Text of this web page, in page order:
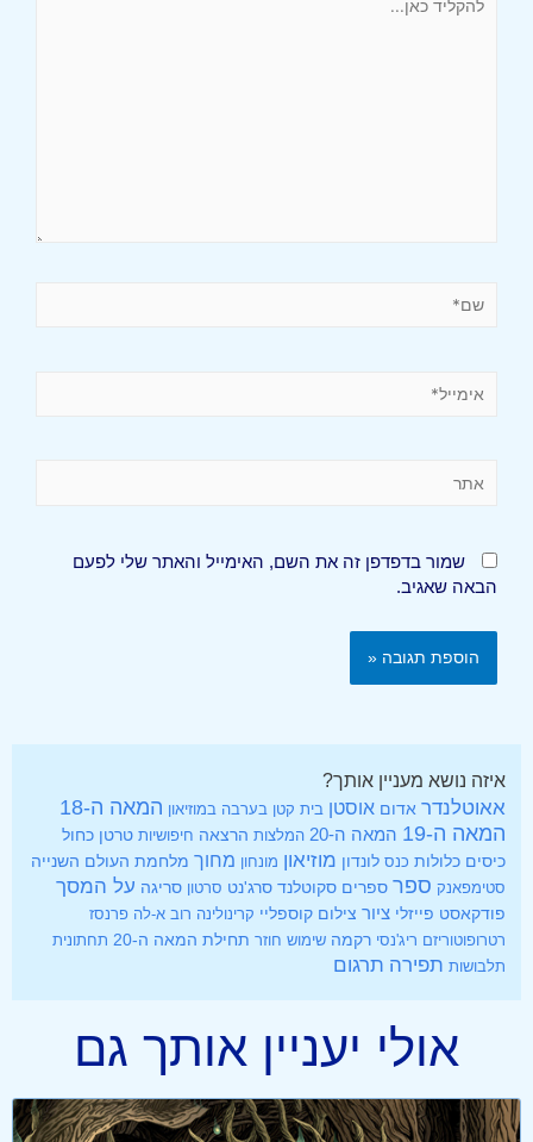
שמור בדפדפן זה את השם, האימייל והאתר שלי לפעם
הבאה שאגיב.
איזה נושא מעניין אותך?
אאוטלנדר אדום אוסטן בית קטן בערבה במוזיאון המאה ה-18
המאה ה-19
המאה ה-20 המלצות הרצאה חיפושיות טרטן כחול
כיסים כלולות כנס לונדון מוזיאון מונחון מחוך מלחמת העולם השנייה
סטימפאנק ספר ספרים סקוטלנד סרג'נט סרטון סריגה על המסך
פודקאסט פייזלי ציור צילום קוספליי קרינולינה רוב א-לה פרנסז
רטרופוטוריזם ריג'נסי רקמה שימוש חוזר תחילת המאה ה-20
תחתונית
תלבושות תפירה תרגום
אולי יעניין אותך גם